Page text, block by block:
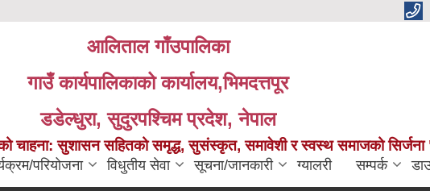
आलिताल गाँउपालिका
गाउँ कार्यपालिकाको कार्यालय,भिमदत्तपूर
डडेल्धुरा, सुदुरपश्चिम प्रदेश, नेपाल
चाहना: सुशासन सहितको समृद्ध, सुसंस्कृत, समावेशी र स्वस्थ समाजको सिर्जना
परियोजना विधुतीय सेवा सूचना/जानकारी ग्यालरी सम्पर्क